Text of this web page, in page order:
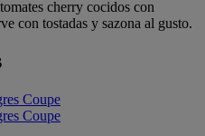
cherry cocidos con
con tostadas y sazona al gusto.